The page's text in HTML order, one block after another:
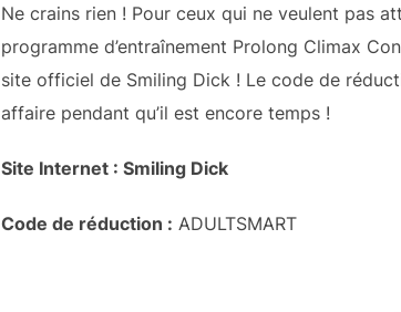
Ne crains rien ! Pour ceux qui ne veulent pas
programme d’entraînement Prolong Climax
site officiel de Smiling Dick ! Le code de
affaire pendant qu’il est encore temps !
Site Internet : Smiling Dick
Code de réduction : ADULTSMART